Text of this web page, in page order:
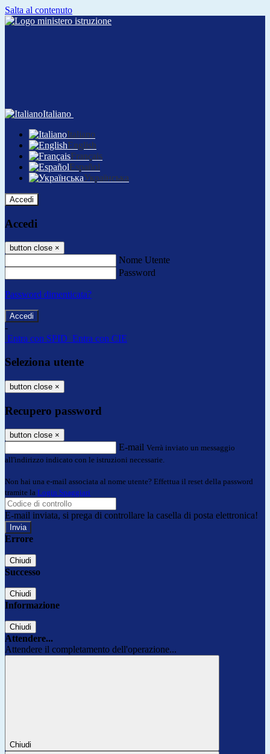
Salta al contenuto
Italiano
Italiano
English
Français
Español
Українська
Accedi
Accedi
button close ×
Nome Utente
Password
Password dimenticata?
-
Entra con SPID Entra con CIE
Seleziona utente
button close ×
Recupero password
button close ×
E-mail Verrà inviato un messaggio
all'indirizzo indicato con le istruzioni necessarie.
Non hai una e-mail associata al nome utente? Effettua il reset della password
tramite la Login Spaggiari
E-mail inviata, si prega di controllare la casella di posta elettronica!
Errore
Chiudi
Successo
Chiudi
Informazione
Chiudi
Attendere...
Attendere il completamento dell'operazione...
Chiudi